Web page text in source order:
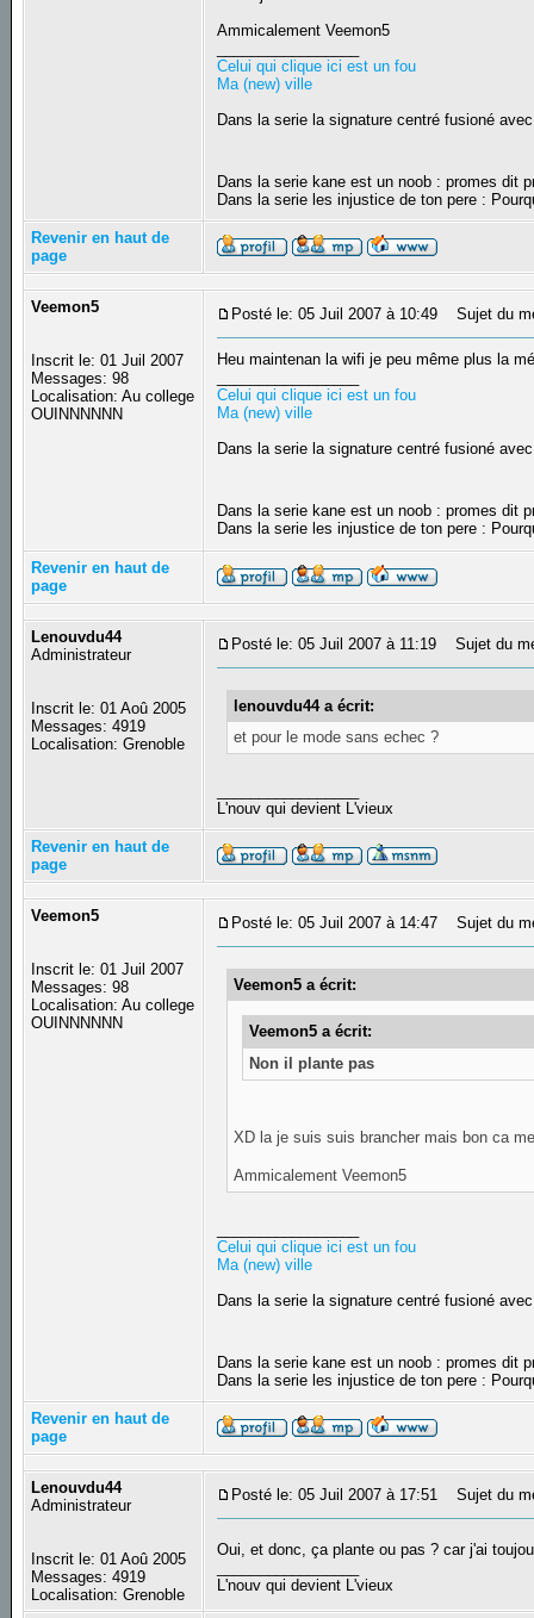
Ammicalement Veemon5
Celui qui clique ici est un fou
Ma (new) ville
Dans la serie la signature centré fusioné
Dans la serie kane est un noob : promes dit
Dans la serie les injustice de ton pere :
Revenir en haut de
page
Veemon5
Inscrit le: 01 Juil 2007
Messages: 98
Localisation: Au college
OUINNNNNN
Posté le: 05 Juil 2007 à 10:49 Sujet du
Heu maintenan la wifi je peu même plus la
Celui qui clique ici est un fou
Ma (new) ville
Dans la serie la signature centré fusioné
Dans la serie kane est un noob : promes dit
Dans la serie les injustice de ton pere :
Revenir en haut de
page
Lenouvdu44
Administrateur
Inscrit le: 01 Aoû 2005
Messages: 4919
Localisation: Grenoble
Posté le: 05 Juil 2007 à 11:19 Sujet du
lenouvdu44 a écrit:
et pour le mode sans echec ?
L'nouv qui devient L'vieux
Revenir en haut de
page
Veemon5
Inscrit le: 01 Juil 2007
Messages: 98
Localisation: Au college
OUINNNNNN
Posté le: 05 Juil 2007 à 14:47 Sujet du
Veemon5 a écrit:
Veemon5 a écrit:
Non il plante pas
XD la je suis suis brancher mais bon ca
Ammicalement Veemon5
Celui qui clique ici est un fou
Ma (new) ville
Dans la serie la signature centré fusioné
Dans la serie kane est un noob : promes dit
Dans la serie les injustice de ton pere :
Revenir en haut de
page
Lenouvdu44
Administrateur
Inscrit le: 01 Aoû 2005
Messages: 4919
Localisation: Grenoble
Posté le: 05 Juil 2007 à 17:51 Sujet du
Oui, et donc, ça plante ou pas ? car j'ai
L'nouv qui devient L'vieux